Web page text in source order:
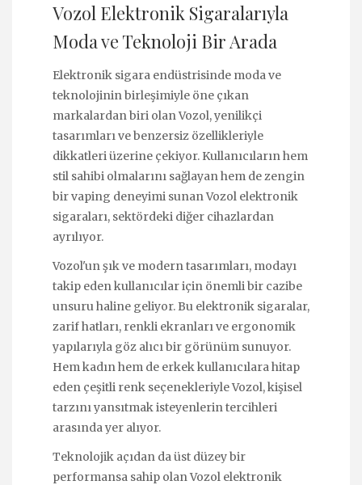
Vozol Elektronik Sigaralarıyla
Moda ve Teknoloji Bir Arada
Elektronik sigara endüstrisinde moda ve
teknolojinin birleşimiyle öne çıkan
markalardan biri olan Vozol, yenilikçi
tasarımları ve benzersiz özellikleriyle
dikkatleri üzerine çekiyor. Kullanıcıların hem
stil sahibi olmalarını sağlayan hem de zengin
bir vaping deneyimi sunan Vozol elektronik
sigaraları, sektördeki diğer cihazlardan
ayrılıyor.
Vozol'un şık ve modern tasarımları, modayı
takip eden kullanıcılar için önemli bir cazibe
unsuru haline geliyor. Bu elektronik sigaralar,
zarif hatları, renkli ekranları ve ergonomik
yapılarıyla göz alıcı bir görünüm sunuyor.
Hem kadın hem de erkek kullanıcılara hitap
eden çeşitli renk seçenekleriyle Vozol, kişisel
tarzını yansıtmak isteyenlerin tercihleri
arasında yer alıyor.
Teknolojik açıdan da üst düzey bir
performansa sahip olan Vozol elektronik